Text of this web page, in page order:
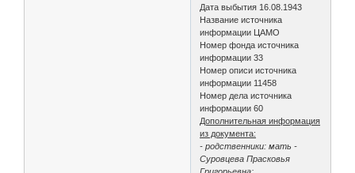
Дата выбытия 16.08.1943
Название источника
информации ЦАМО
Номер фонда источника
информации 33
Номер описи источника
информации 11458
Номер дела источника
информации 60
Дополнительная информация
из документа:
- родственники: мать -
Суровцева Прасковья